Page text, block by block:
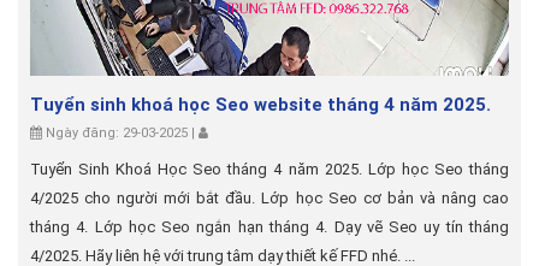
Tuyển sinh khoá học Seo website tháng 4 năm 2025.
Ngày đăng: 29-03-2025 |
Tuyển Sinh Khoá Học Seo tháng 4 năm 2025. Lớp học Seo tháng
4/2025 cho người mới bắt đầu. Lớp học Seo cơ bản và nâng cao
tháng 4. Lớp học Seo ngắn hạn tháng 4. Dạy vẽ Seo uy tín tháng
4/2025. Hãy liên hệ với trung tâm dạy thiết kế FFD nhé. ...